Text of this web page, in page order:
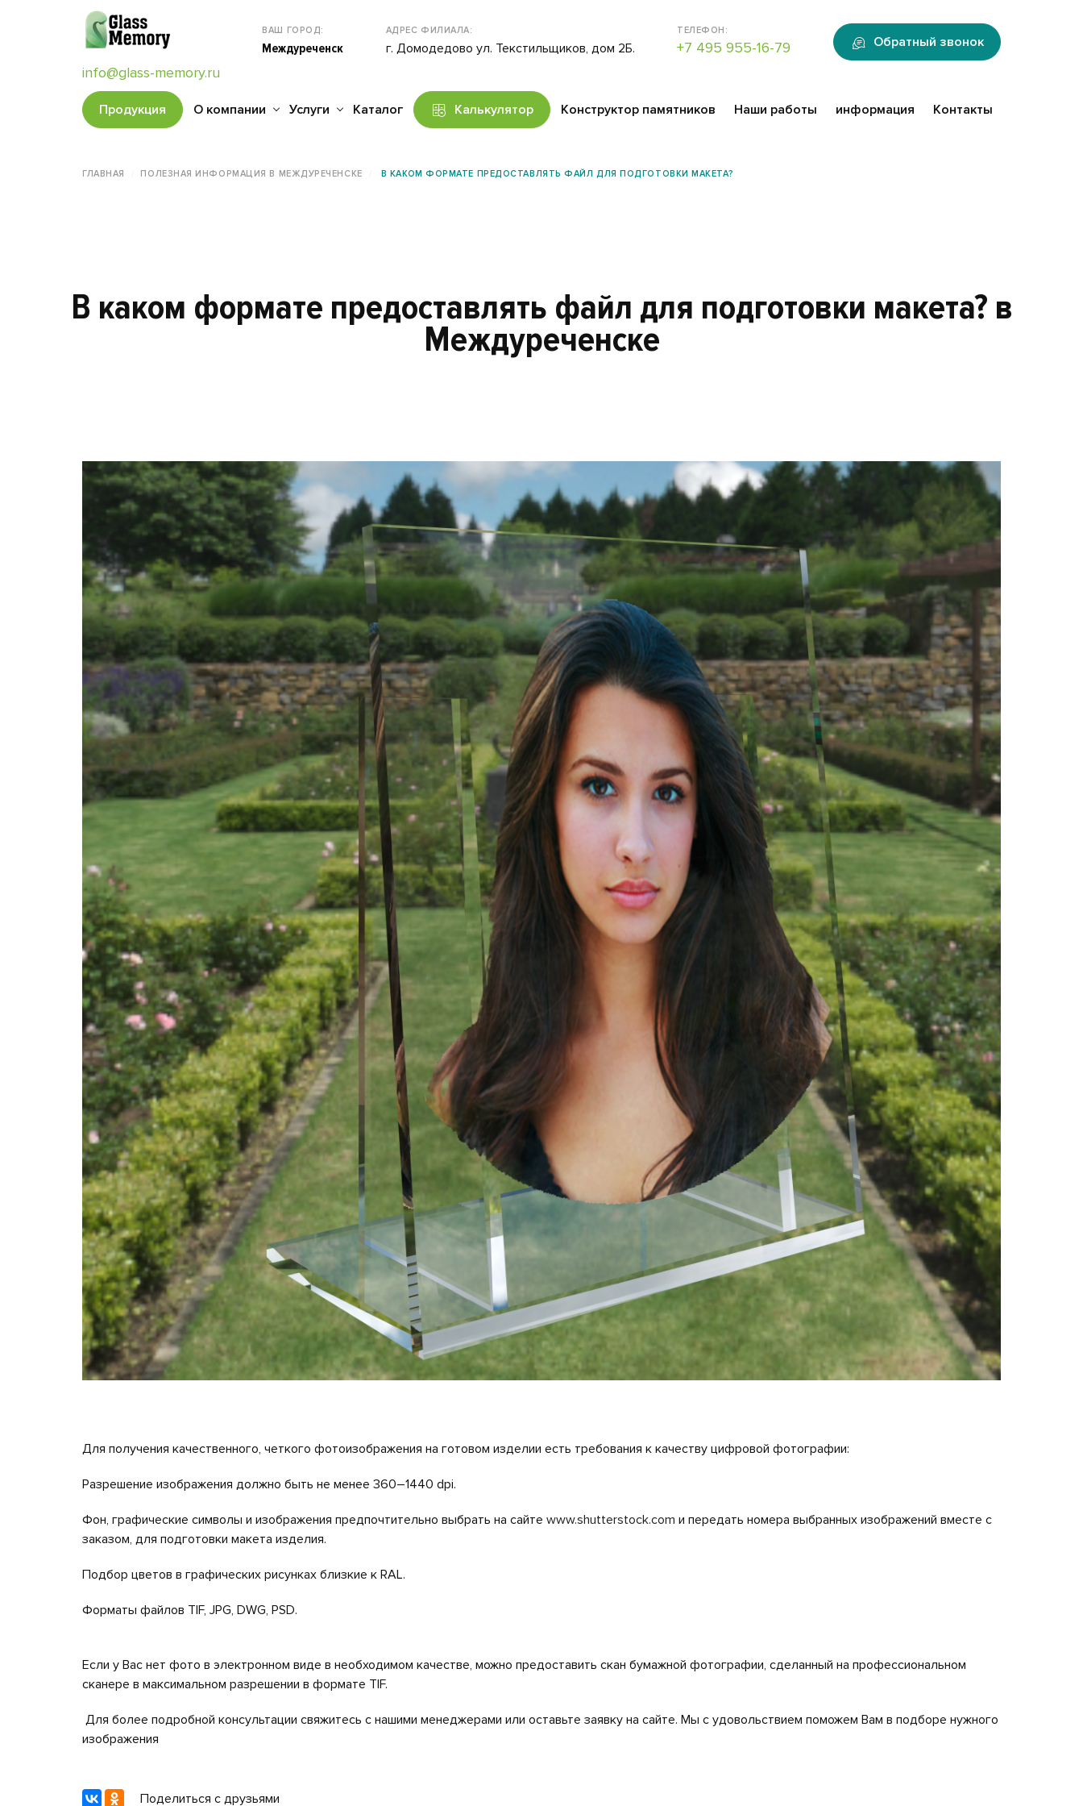
info@glass-memory.ru
ВАШ ГОРОД:
Междуреченск
АДРЕС ФИЛИАЛА:
г. Домодедово ул. Текстильщиков, дом 2Б.
ТЕЛЕФОН:
+7 495 955-16-79 Обратный звонок
Продукция О компании Услуги Каталог Калькулятор Конструктор памятников Наши работы информация Контакты
ГЛАВНАЯ ПОЛЕЗНАЯ ИНФОРМАЦИЯ В МЕЖДУРЕЧЕНСКЕ В КАКОМ ФОРМАТЕ ПРЕДОСТАВЛЯТЬ ФАЙЛ ДЛЯ ПОДГОТОВКИ МАКЕТА?
В каком формате предоставлять файл для подготовки макета? в
Междуреченске
Для получения качественного, четкого фотоизображения на готовом изделии есть требования к качеству цифровой фотографии:
Разрешение изображения должно быть не менее 360–1440 dpi.
Фон, графические символы и изображения предпочтительно выбрать на сайте www.shutterstock.com и передать номера выбранных изображений вместе с
заказом, для подготовки макета изделия.
Подбор цветов в графических рисунках близкие к RAL.
Форматы файлов TIF, JPG, DWG, PSD.
Если у Вас нет фото в электронном виде в необходимом качестве, можно предоставить скан бумажной фотографии, сделанный на профессиональном
сканере в максимальном разрешении в формате TIF.
Для более подробной консультации свяжитесь с нашими менеджерами или оставьте заявку на сайте. Мы с удовольствием поможем Вам в подборе нужного
изображения
Поделиться с друзьями